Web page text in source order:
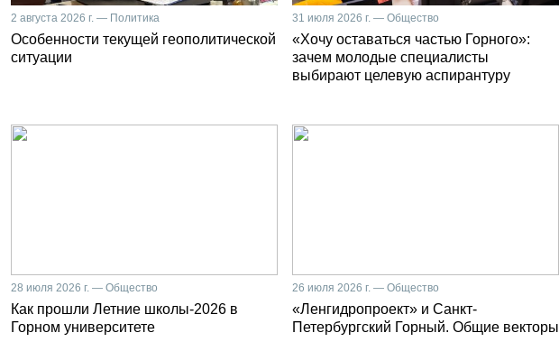
2 августа 2026 г. — Политика
Особенности текущей геополитической
ситуации
31 июля 2026 г. — Общество
«Хочу оставаться частью Горного»:
зачем молодые специалисты
выбирают целевую аспирантуру
28 июля 2026 г. — Общество
Как прошли Летние школы-2026 в
Горном университете
26 июля 2026 г. — Общество
«Ленгидропроект» и Санкт-
Петербургский Горный. Общие векторы